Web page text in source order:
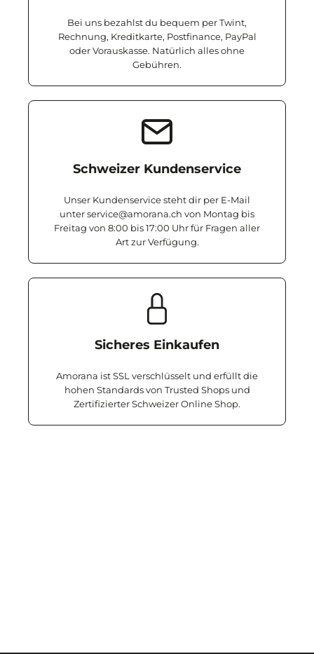
Bei uns bezahlst du bequem per Twint,
Rechnung, Kreditkarte, Postfinance, PayPal
oder Vorauskasse. Natürlich alles ohne
Gebühren.
Schweizer Kundenservice
Unser Kundenservice steht dir per E-Mail
unter service@amorana.ch von Montag bis
Freitag von 8:00 bis 17:00 Uhr für Fragen aller
Art zur Verfügung.
Sicheres Einkaufen
Amorana ist SSL verschlüsselt und erfüllt die
hohen Standards von Trusted Shops und
Zertifizierter Schweizer Online Shop.